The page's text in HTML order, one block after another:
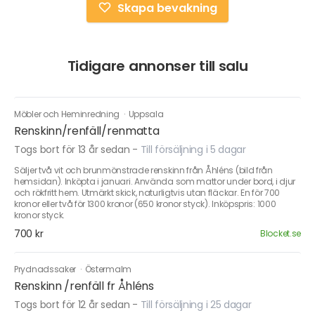
Skapa bevakning
Tidigare annonser till salu
Möbler och Heminredning · Uppsala
Renskinn/renfäll/renmatta
Togs bort för 13 år sedan - Till försäljning i 5 dagar
Säljer två vit och brunmönstrade renskinn från Åhléns (bild från
hemsidan). Inköpta i januari. Använda som mattor under bord, i djur
och rökfritt hem. Utmärkt skick, naturligtvis utan fläckar. En för 700
kronor eller två för 1300 kronor (650 kronor styck). Inköpspris: 1000
kronor styck.
700 kr Blocket.se
Prydnadssaker · Östermalm
Renskinn /renfäll fr Åhléns
Togs bort för 12 år sedan - Till försäljning i 25 dagar